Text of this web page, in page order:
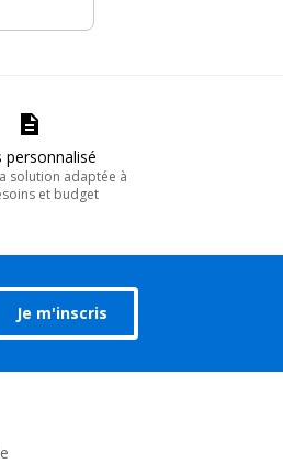
personnalisé
solution adaptée à
et budget
Je m'inscris